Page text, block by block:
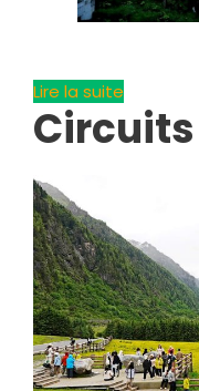
Lire la suite